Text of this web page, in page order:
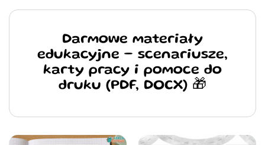
Darmowe materiały
edukacyjne – scenariusze,
karty pracy i pomoce do
druku (PDF, DOCX) 🎁